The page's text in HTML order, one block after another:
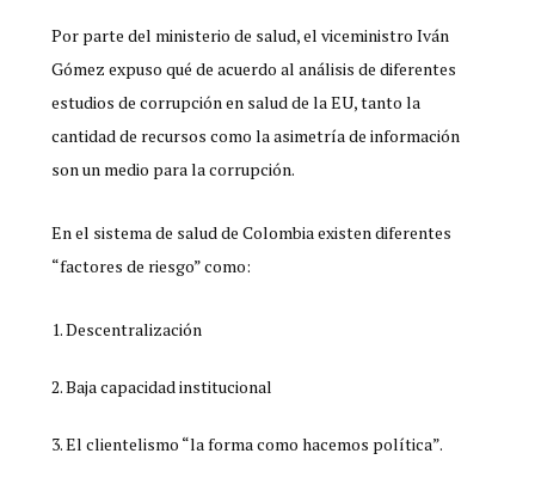
Por parte del ministerio de salud, el viceministro Iván
Gómez expuso qué de acuerdo al análisis de diferentes
estudios de corrupción en salud de la EU, tanto la
cantidad de recursos como la asimetría de información
son un medio para la corrupción.
En el sistema de salud de Colombia existen diferentes
“factores de riesgo” como:
Descentralización
Baja capacidad institucional
El clientelismo “la forma como hacemos política”.